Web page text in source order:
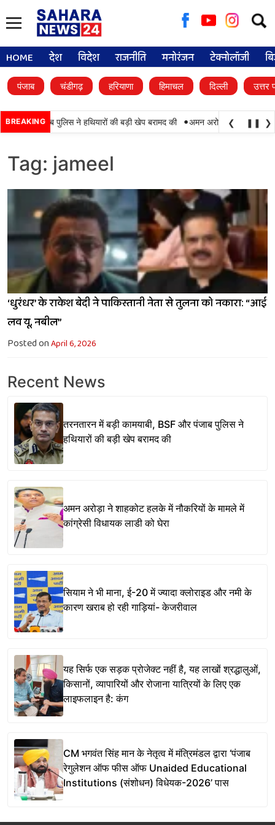
for:
HOME देश विदेश राजनीति मनोरंजन टेक्नोलॉजी
पंजाब चंडीगढ़ हरियाणा हिमाचल दिल्ली उत्तर
BREAKING
BSF और पंजाब पुलिस ने हथियारों की बड़ी खेप बरामद की •अमन अरोड़ा ने शाहकोट हलके
❮ ❚❚ ❯
Tag: jameel
‘धुरंधर’ के राकेश बेदी ने पाकिस्तानी नेता से तुलना को नकारा: “आई
लव यू, नबील”
Posted onApril 6, 2026
Recent News
तरनतारन में बड़ी कामयाबी, BSF और पंजाब पुलिस ने
हथियारों की बड़ी खेप बरामद की
अमन अरोड़ा ने शाहकोट हलके में नौकरियों के मामले में
कांग्रेसी विधायक लाडी को घेरा
सियाम ने भी माना, ई-20 में ज्यादा क्लोराइड और नमी के
कारण खराब हो रही गाड़ियां- केजरीवाल
यह सिर्फ एक सड़क प्रोजेक्ट नहीं है, यह लाखों श्रद्धालुओं,
किसानों, व्यापारियों और रोजाना यात्रियों के लिए एक
लाइफलाइन है: कंग
CM भगवंत सिंह मान के नेतृत्व में मंत्रिमंडल द्वारा ‘पंजाब
रेगुलेशन ऑफ फीस ऑफ Unaided Educational
Institutions (संशोधन) विधेयक-2026’ पास